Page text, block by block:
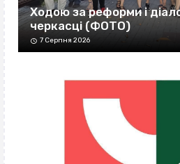
Ходою за реформи і
черкасці (ФОТО)
7 Серпня 2026